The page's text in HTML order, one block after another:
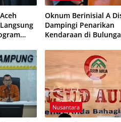
Oknum Berinisial A
Dampingi Penarikan
Kendaraan di
Nusantara